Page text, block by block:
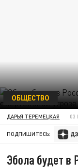
ОБЩЕСТВО
ДАРЬЯ ТЕРЕМЕЦКАЯ 03
ПОДПИШИТЕСЬ:
Эбола будет в